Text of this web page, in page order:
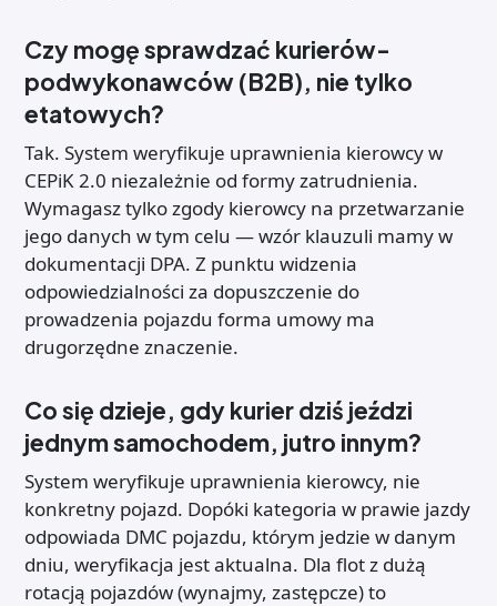
Czy mogę sprawdzać kurierów-
podwykonawców (B2B), nie tylko
etatowych?
Tak. System weryfikuje uprawnienia kierowcy w
CEPiK 2.0 niezależnie od formy zatrudnienia.
Wymagasz tylko zgody kierowcy na przetwarzanie
jego danych w tym celu — wzór klauzuli mamy w
dokumentacji DPA. Z punktu widzenia
odpowiedzialności za dopuszczenie do
prowadzenia pojazdu forma umowy ma
drugorzędne znaczenie.
Co się dzieje, gdy kurier dziś jeździ
jednym samochodem, jutro innym?
System weryfikuje uprawnienia kierowcy, nie
konkretny pojazd. Dopóki kategoria w prawie jazdy
odpowiada DMC pojazdu, którym jedzie w danym
dniu, weryfikacja jest aktualna. Dla flot z dużą
rotacją pojazdów (wynajmy, zastępcze) to